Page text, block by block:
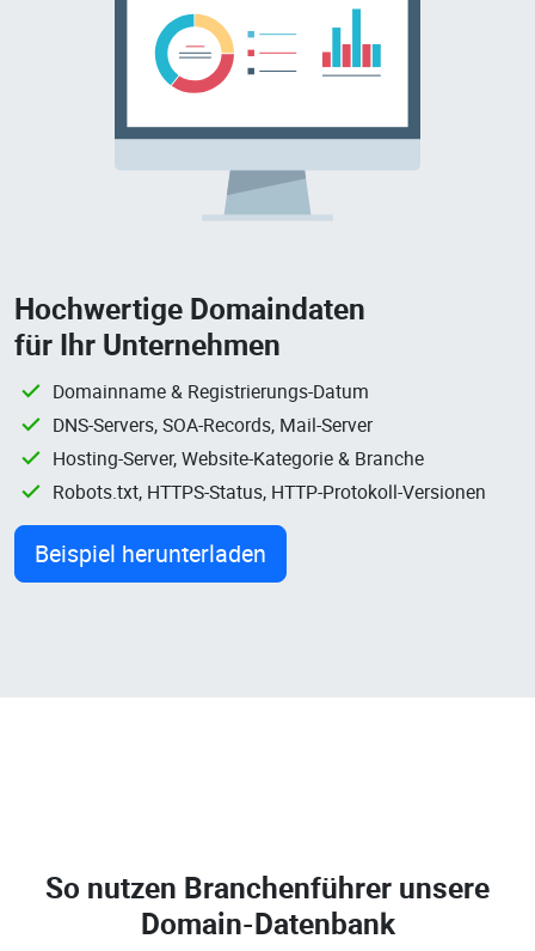
Hochwertige Domaindaten
für Ihr Unternehmen
Domainname & Registrierungs-Datum
DNS-Servers, SOA-Records, Mail-Server
Hosting-Server, Website-Kategorie & Branche
Robots.txt, HTTPS-Status, HTTP-Protokoll-Versionen
Beispiel herunterladen
So nutzen Branchenführer unsere
Domain-Datenbank